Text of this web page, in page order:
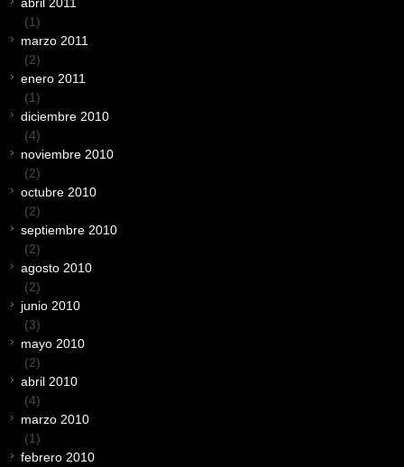
(1)
marzo 2011
(2)
enero 2011
(1)
diciembre 2010
(4)
noviembre 2010
(2)
octubre 2010
(2)
septiembre 2010
(2)
agosto 2010
(2)
junio 2010
(3)
mayo 2010
(2)
abril 2010
(4)
marzo 2010
(1)
febrero 2010